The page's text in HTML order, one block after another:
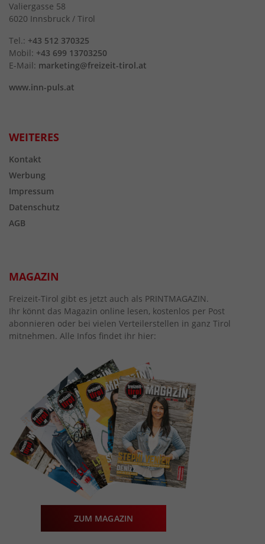
Valiergasse 58
6020 Innsbruck / Tirol
Tel.: +43 512 370325
Mobil: +43 699 13703250
E-Mail: marketing@freizeit-tirol.at
www.inn-puls.at
WEITERES
Kontakt
Werbung
Impressum
Datenschutz
AGB
MAGAZIN
Freizeit-Tirol gibt es jetzt auch als PRINTMAGAZIN.
Ihr könnt das Magazin online lesen, kostenlos per Post
abonnieren oder bei vielen Verteilerstellen in ganz Tirol
mitnehmen. Alle Infos findet ihr hier:
ZUM MAGAZIN